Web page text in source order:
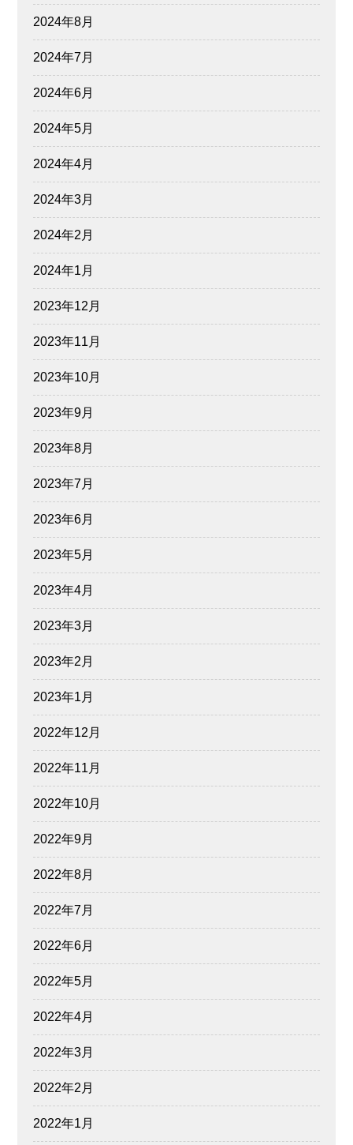
2024年8月
2024年7月
2024年6月
2024年5月
2024年4月
2024年3月
2024年2月
2024年1月
2023年12月
2023年11月
2023年10月
2023年9月
2023年8月
2023年7月
2023年6月
2023年5月
2023年4月
2023年3月
2023年2月
2023年1月
2022年12月
2022年11月
2022年10月
2022年9月
2022年8月
2022年7月
2022年6月
2022年5月
2022年4月
2022年3月
2022年2月
2022年1月